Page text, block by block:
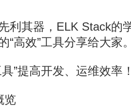
利其器，ELK Stack的
“高效”工具分享给大家
”提高开发、运维效率
览